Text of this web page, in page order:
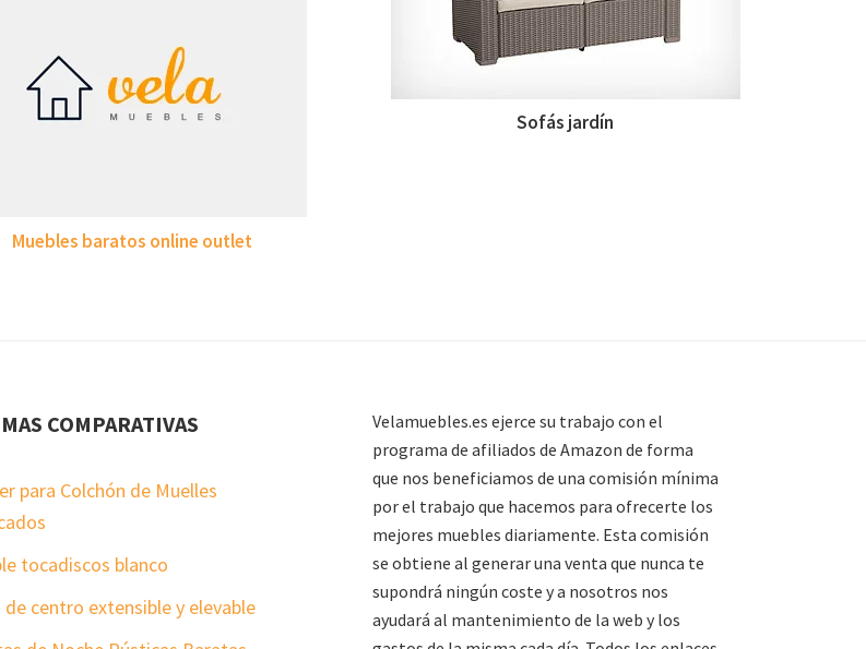
Muebles baratos online outlet
Sofás jardín
COMPARATIVAS
para Colchón de Muelles
tocadiscos blanco
de centro extensible y elevable
Velamuebles.es ejerce su trabajo con el
programa de afiliados de Amazon de forma
que nos beneficiamos de una comisión mínima
por el trabajo que hacemos para ofrecerte los
mejores muebles diariamente. Esta comisión
se obtiene al generar una venta que nunca te
supondrá ningún coste y a nosotros nos
ayudará al mantenimiento de la web y los